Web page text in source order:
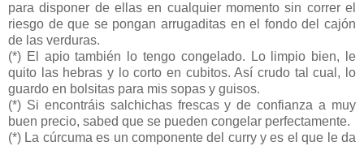
para disponer de ellas en cualquier momento sin correr el
riesgo de que se pongan arrugaditas en el fondo del cajón
de las verduras.
(*) El apio también lo tengo congelado. Lo limpio bien, le
quito las hebras y lo corto en cubitos. Así crudo tal cual, lo
guardo en bolsitas para mis sopas y guisos.
(*) Si encontráis salchichas frescas y de confianza a muy
buen precio, sabed que se pueden congelar perfectamente.
(*) La cúrcuma es un componente del curry y es el que le da